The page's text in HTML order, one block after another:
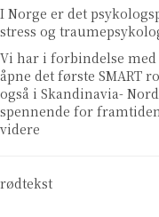
I Norge er det
stress og
Vi har i forbindelse
åpne det første SMART
også i Skandinavia-
spennende for
videre
rødtekst